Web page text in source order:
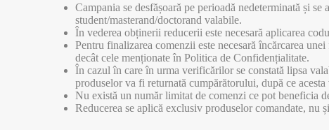
Campania se desfășoară pe perioadă nedeterminată și
student/masterand/doctorand valabile.
În vederea obținerii reducerii este necesară aplicarea
Pentru finalizarea comenzii este necesară încărcarea
decât cele menționate în Politica de Confidențialitate.
În cazul în care în urma verificărilor se constată lipsa
produselor va fi returnată cumpărătorului, după ce
Nu există un număr limitat de comenzi ce pot beneficia
Reducerea se aplică exclusiv produselor comandate, nu